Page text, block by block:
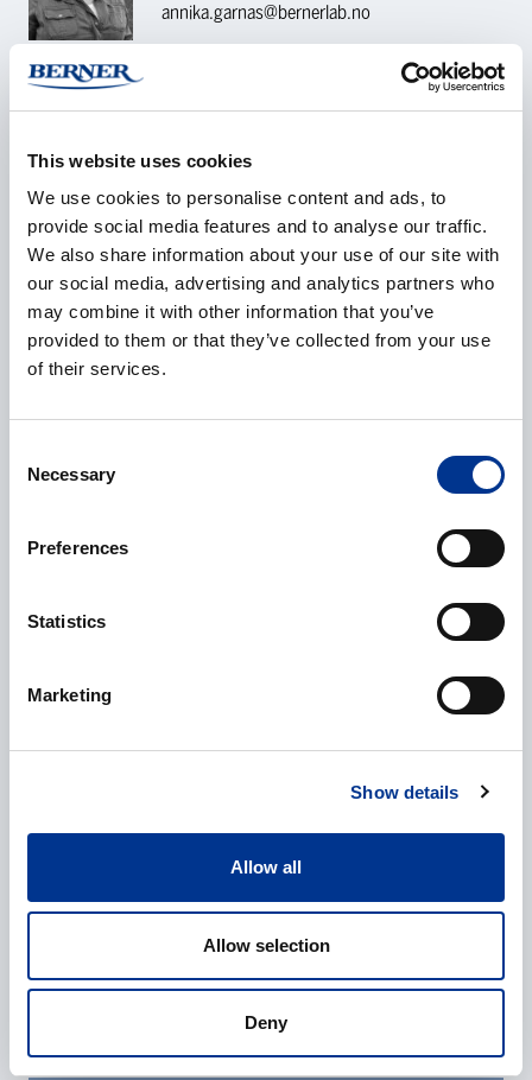
This website uses cookies
We use cookies to personalise content and ads, to
provide social media features and to analyse our traffic.
We also share information about your use of our site with
our social media, advertising and analytics partners who
may combine it with other information that you’ve
provided to them or that they’ve collected from your use
of their services.
Selection
Necessary
Preferences
Statistics
Marketing
Show details
Allow all
Allow selection
Deny
annika.garnas@bernerlab.no
KONTAKTFORESPØRSEL
Navn
Selskap *
Ytterligere informasjon
Behandling av personopplysninger *
personopplysninger som beskrevet ipersonvernerklæringen.